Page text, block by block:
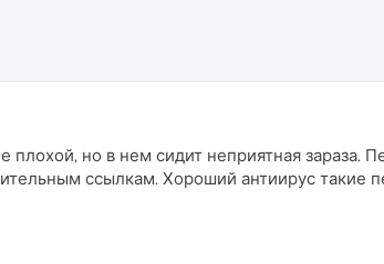
но в нем сидит неприятная зараза.
ссылкам. Хороший антиирус такие